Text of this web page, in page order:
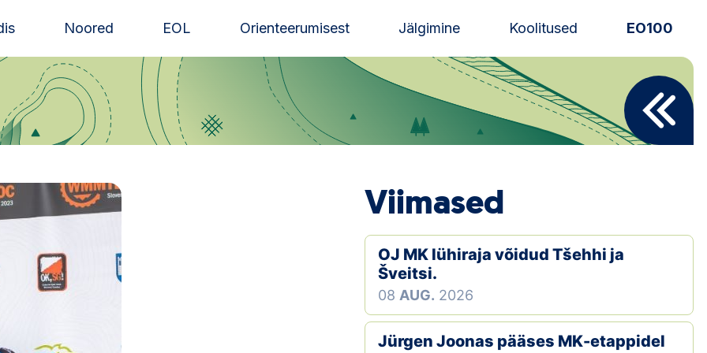
Noored EOL Orienteerumisest Jälgimine Koolitused EO100
Uudised
Alustajale
Eesti Orienteerumine 100!
Toetamine
Telli litsents!
Noored
Viimased
OJ MK lühiraja võidud Tšehhi ja
Šveitsi.
08 AUG. 2026
Jürgen Joonas pääses MK-etappidel